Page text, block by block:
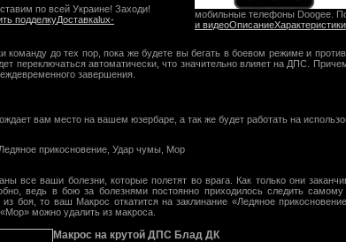
по всей Украине! Заходи!
подделкуДоставкаlux- мобильные телефоны Doogee.
и видеоОписаниеХарактеристики
команду до тех пор, пока же будете вы бегать в боевом режиме и
переключаться автоматически, что значительно влияет на ДПС.
завершения.
вам место на вашем юзербаре, а так же будет работать на
прикосновение, Удар чумы, Мор
все ваши болезни, которые полетят во врага. Как только они
ведь в бою за болезнями постоянно приходилось следить
боя, то ваш Макрос откатится на заклинание «Ледяное
можно удалить из макроса.
Макрос на крутой ДПС Блад ДК